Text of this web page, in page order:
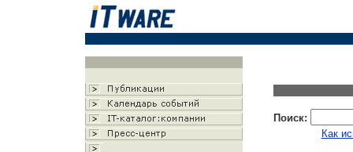
Поиск:
Как